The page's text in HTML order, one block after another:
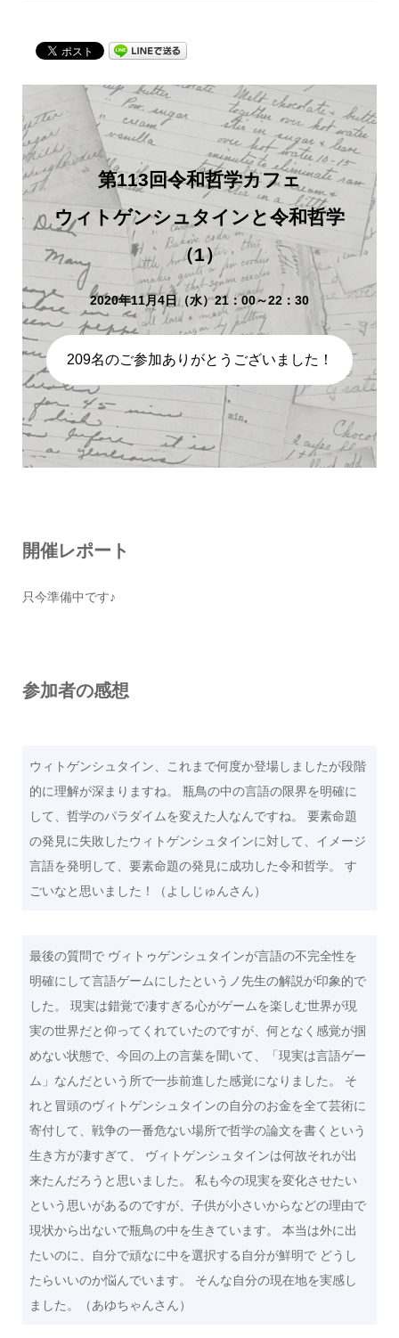
第113回令和哲学カフェ
ウィトゲンシュタインと令和哲学
（1）
2020年11月4日（水）21：00～22：30
209名のご参加ありがとうございました！
開催レポート
只今準備中です♪
参加者の感想
ウィトゲンシュタイン、これまで何度か登場しましたが段階
的に理解が深まりますね。 瓶鳥の中の言語の限界を明確に
して、哲学のパラダイムを変えた人なんですね。 要素命題
の発見に失敗したウィトゲンシュタインに対して、イメージ
言語を発明して、要素命題の発見に成功した令和哲学。 す
ごいなと思いました！（よしじゅんさん）
最後の質問で ヴィトゥゲンシュタインが言語の不完全性を
明確にして言語ゲームにしたというノ先生の解説が印象的で
した。 現実は錯覚で凄すぎる心がゲームを楽しむ世界が現
実の世界だと仰ってくれていたのですが、何となく感覚が掴
めない状態で、今回の上の言葉を聞いて、「現実は言語ゲー
ム」なんだという所で一歩前進した感覚になりました。 そ
れと冒頭のヴィトゲンシュタインの自分のお金を全て芸術に
寄付して、戦争の一番危ない場所で哲学の論文を書くという
生き方が凄すぎて、 ヴィトゲンシュタインは何故それが出
来たんだろうと思いました。 私も今の現実を変化させたい
という思いがあるのですが、子供が小さいからなどの理由で
現状から出ないで瓶鳥の中を生きています。 本当は外に出
たいのに、自分で頑なに中を選択する自分が鮮明で どうし
たらいいのか悩んでいます。 そんな自分の現在地を実感し
ました。（あゆちゃんさん）